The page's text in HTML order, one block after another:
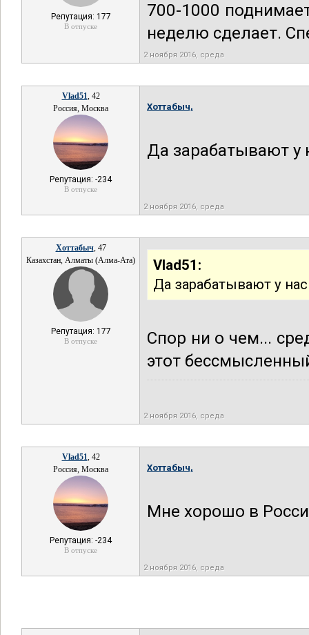
Репутация: 177
В отпуске
700-1000
неделю сделает.
2 ноября 2016, среда
Vlad51, 42
Россия, Москва
Репутация: -234
В отпуске
Хоттабыч,
Да зарабатывают
2 ноября 2016, среда
Хоттабыч, 47
Казахстан, Алматы (Алма-Ата)
Репутация: 177
В отпуске
Vlad51:
Да зарабатывают у
Спор ни о чем...
этот
2 ноября 2016, среда
Vlad51, 42
Россия, Москва
Репутация: -234
В отпуске
Хоттабыч,
Мне хорошо в
2 ноября 2016, среда